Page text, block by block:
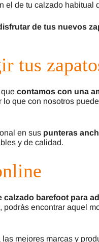
el de tu calzado habitual
de tus nuevos
tus
contamos con una
que con nosotros
en sus punteras
y de calidad.
barefoot para
encontrar aquel
mejores marcas y